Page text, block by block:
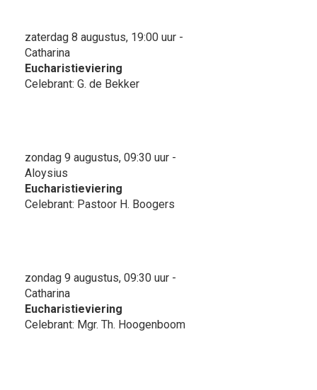
zaterdag 8 augustus, 19:00 uur -
Catharina
Eucharistieviering
Celebrant: G. de Bekker
zondag 9 augustus, 09:30 uur -
Aloysius
Eucharistieviering
Celebrant: Pastoor H. Boogers
zondag 9 augustus, 09:30 uur -
Catharina
Eucharistieviering
Celebrant: Mgr. Th. Hoogenboom